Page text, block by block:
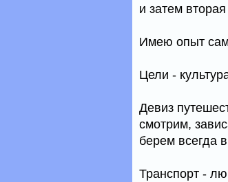
и затем
Имею опыт
Цели -
Девиз
смотрим,
берем всегда
Транспорт -